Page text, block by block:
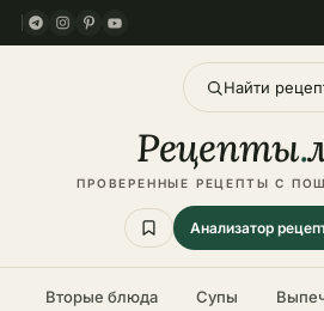
Найти
Рецепты.
ПРОВЕРЕННЫЕ РЕЦЕПТЫ С
Анализатор
Вторые блюда Супы